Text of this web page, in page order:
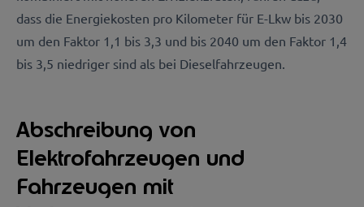
dass die Energiekosten pro Kilometer für E-Lkw bis 2030
um den Faktor 1,1 bis 3,3 und bis 2040 um den Faktor 1,4
bis 3,5 niedriger sind als bei Dieselfahrzeugen.
Abschreibung von
Elektrofahrzeugen und
Fahrzeugen mit